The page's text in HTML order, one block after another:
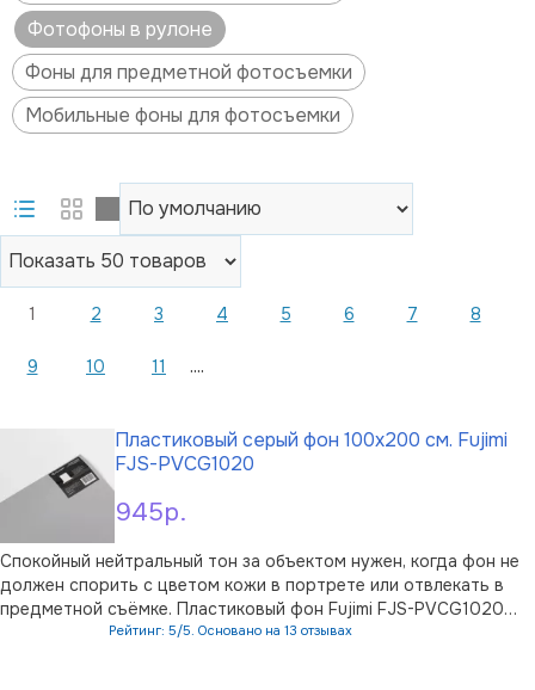
Фотофоны в рулоне
Фоны для предметной фотосъемки
Мобильные фоны для фотосъемки
1 2 3 4 5 6 7 8
9 10 11 ....
945р.
Пластиковый серый фон 100x200 см. Fujimi
FJS-PVCG1020
Спокойный нейтральный тон за объектом нужен, когда фон не
должен спорить с цветом кожи в портрете или отвлекать в
предметной съёмке. Пластиковый фон Fujimi FJS-PVCG1020
размером 100×200 см создан именно для таких задач —
Рейтинг: 5/5. Основано на 13 отзывах